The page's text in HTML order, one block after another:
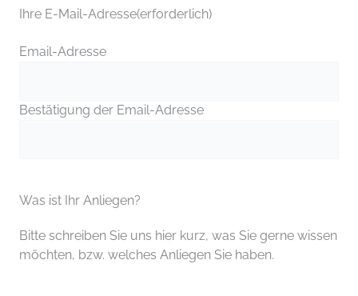
Ihre E-Mail-Adresse(erforderlich)
Email-Adresse
Bestätigung der Email-Adresse
Was ist Ihr Anliegen?
Bitte schreiben Sie uns hier kurz, was Sie gerne wissen
möchten, bzw. welches Anliegen Sie haben.